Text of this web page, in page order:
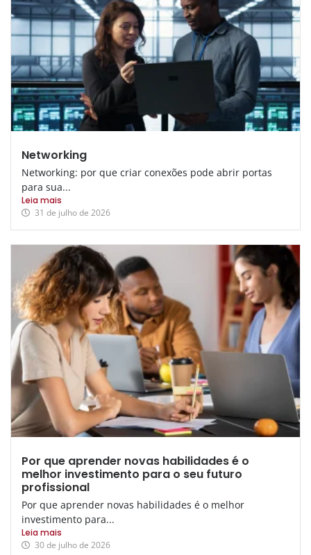
Networking
Networking: por que criar conexões pode abrir portas
para sua...
Leia mais
31 de julho de 2026
Por que aprender novas habilidades é o
melhor investimento para o seu futuro
profissional
Por que aprender novas habilidades é o melhor
investimento para...
Leia mais
30 de julho de 2026